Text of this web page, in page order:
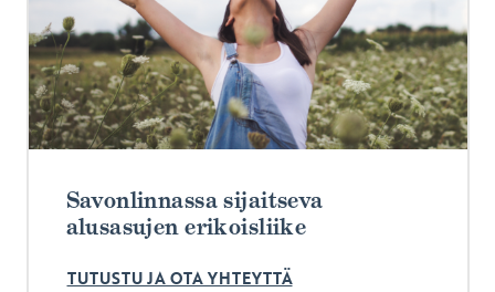
Savonlinnassa sijaitseva
alusasujen erikoisliike
TUTUSTU JA OTA YHTEYTTÄ